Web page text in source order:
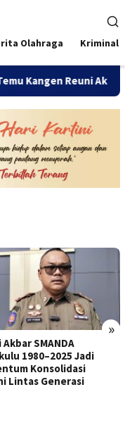
Olahraga Kriminal
Reuni Akbar
»
Akbar SMANDA
1980–2025 Jadi
Konsolidasi
Lintas Generasi